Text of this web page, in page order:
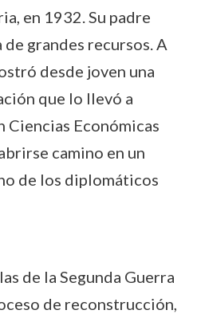
en 1932. Su padre
grandes recursos. A
desde joven una
que lo llevó a
Ciencias Económicas
camino en un
de los diplomáticos
de la Segunda Guerra
de reconstrucción,